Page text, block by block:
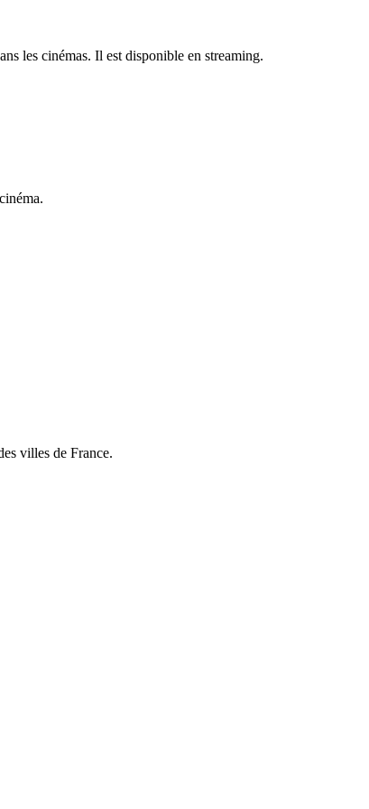
les cinémas. Il est disponible en streaming.
villes de France.